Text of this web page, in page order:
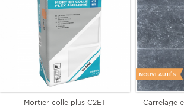
Mortier colle plus C2ET
Carrelage